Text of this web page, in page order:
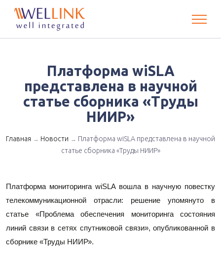
Платформа wiSLA
представлена в научной
статье сборника «Труды
НИИР»
Главная → Новости → Платформа wiSLA представлена в научной
статье сборника «Труды НИИР»
Платформа мониторинга wiSLA вошла в научную повестку
телекоммуникационной отрасли: решение упомянуто в
статье «Проблема обеспечения мониторинга состояния
линий связи в сетях спутниковой связи», опубликованной в
сборнике «Труды НИИР».